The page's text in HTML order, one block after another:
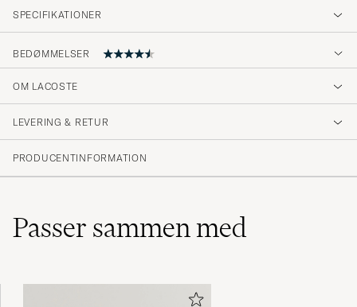
SPECIFIKATIONER
BEDØMMELSER
4.7
(66)
(3)
Tack för snabb och bra leverans.
OM LACOSTE
LEVERING & RETUR
PRODUCENTINFORMATION
Passer sammen med